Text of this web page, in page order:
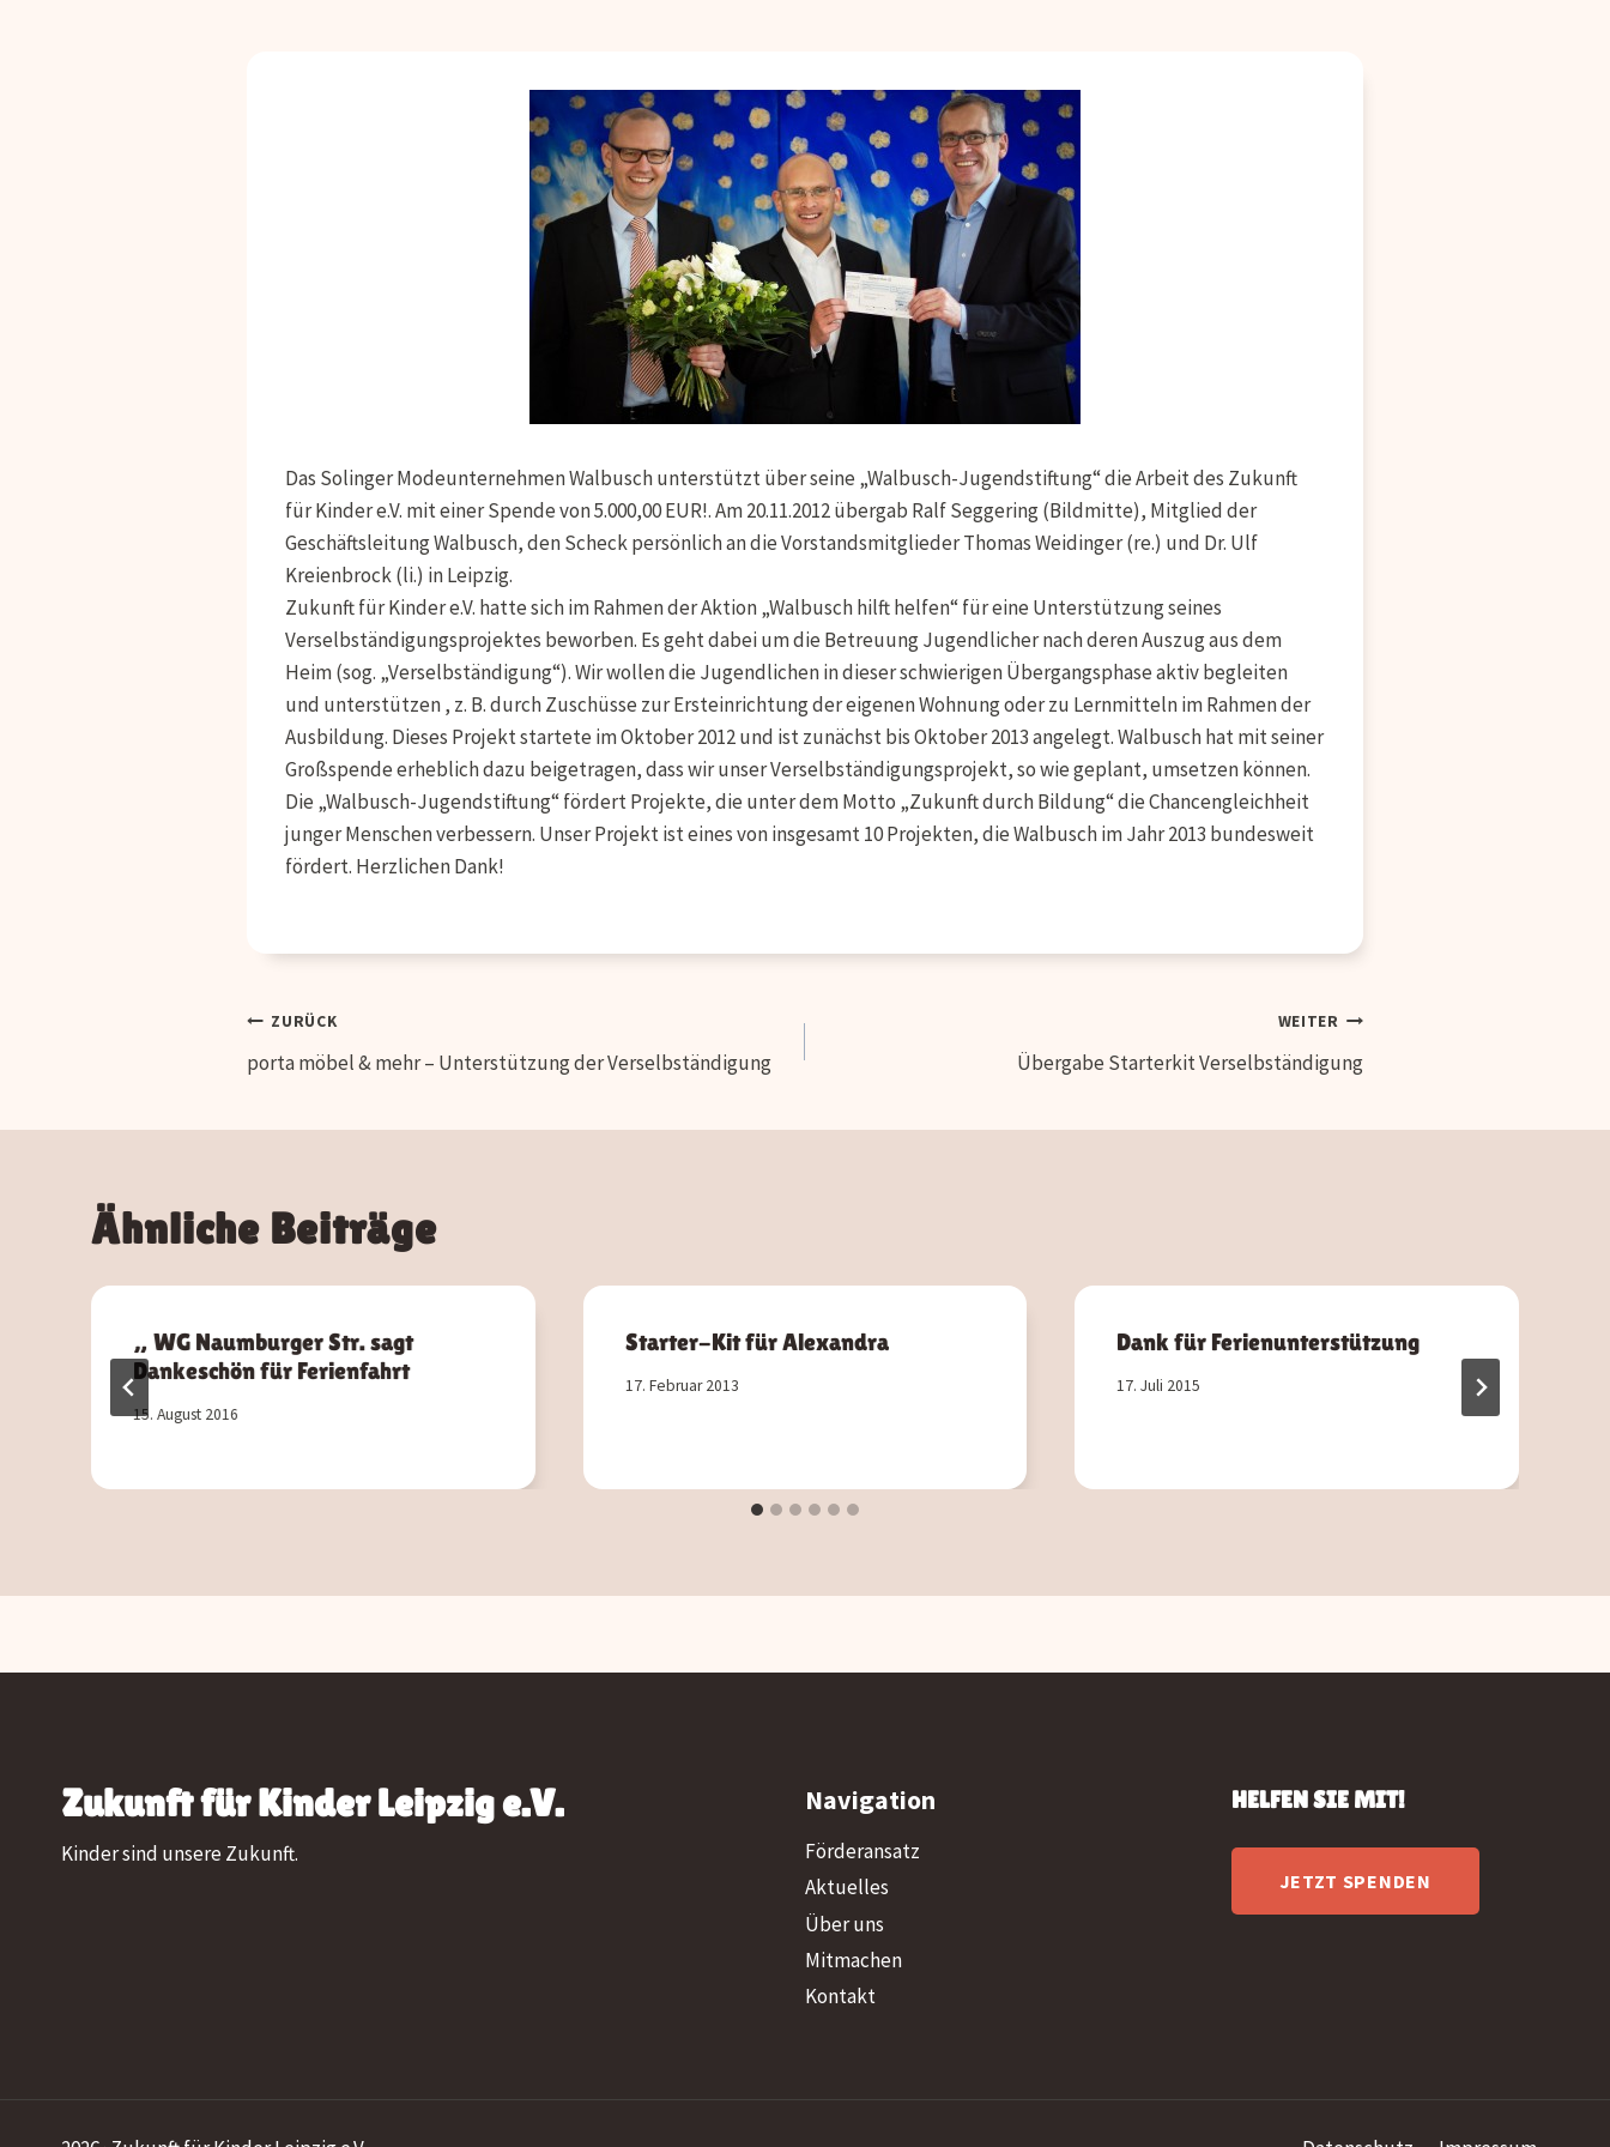
Das Solinger Modeunternehmen Walbusch unterstützt über seine „Walbusch-Jugendstiftung“ die Arbeit des Zukunft
für Kinder e.V. mit einer Spende von 5.000,00 EUR!. Am 20.11.2012 übergab Ralf Seggering (Bildmitte), Mitglied der
Geschäftsleitung Walbusch, den Scheck persönlich an die Vorstandsmitglieder Thomas Weidinger (re.) und Dr. Ulf
Kreienbrock (li.) in Leipzig.
Zukunft für Kinder e.V. hatte sich im Rahmen der Aktion „Walbusch hilft helfen“ für eine Unterstützung seines
Verselbständigungsprojektes beworben. Es geht dabei um die Betreuung Jugendlicher nach deren Auszug aus dem
Heim (sog. „Verselbständigung“). Wir wollen die Jugendlichen in dieser schwierigen Übergangsphase aktiv begleiten
und unterstützen , z. B. durch Zuschüsse zur Ersteinrichtung der eigenen Wohnung oder zu Lernmitteln im Rahmen der
Ausbildung. Dieses Projekt startete im Oktober 2012 und ist zunächst bis Oktober 2013 angelegt. Walbusch hat mit seiner
Großspende erheblich dazu beigetragen, dass wir unser Verselbständigungsprojekt, so wie geplant, umsetzen können.
Die „Walbusch-Jugendstiftung“ fördert Projekte, die unter dem Motto „Zukunft durch Bildung“ die Chancengleichheit
junger Menschen verbessern. Unser Projekt ist eines von insgesamt 10 Projekten, die Walbusch im Jahr 2013 bundesweit
fördert. Herzlichen Dank!
Beitragsnavigation
ZURÜCK
porta möbel & mehr – Unterstützung der Verselbständigung
WEITER
Übergabe Starterkit Verselbständigung
Ähnliche Beiträge
„ WG Naumburger Str. sagt
Dankeschön für Ferienfahrt
15. August 2016
Starter-Kit für Alexandra
17. Februar 2013
Dank für Ferienunterstützung
17. Juli 2015
Zukunft für Kinder Leipzig e.V.
Kinder sind unsere Zukunft.
Navigation
Förderansatz
Aktuelles
Über uns
Mitmachen
Kontakt
HELFEN SIE MIT!
JETZT SPENDEN